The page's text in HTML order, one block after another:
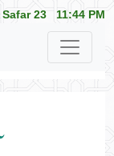
Safar 23 11:44 PM